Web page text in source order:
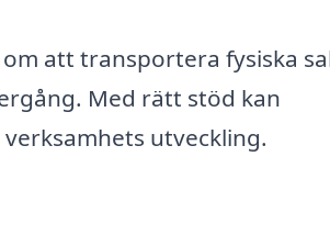
att transportera fysiska
Med rätt stöd kan
utveckling.